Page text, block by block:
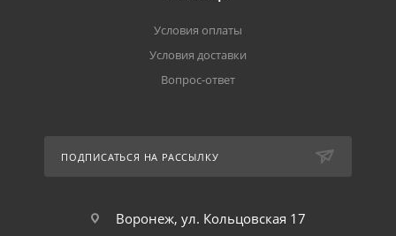
Условия оплаты
Условия доставки
Вопрос-ответ
ПОДПИСАТЬСЯ НА РАССЫЛКУ
Воронеж, ул. Кольцовская 17